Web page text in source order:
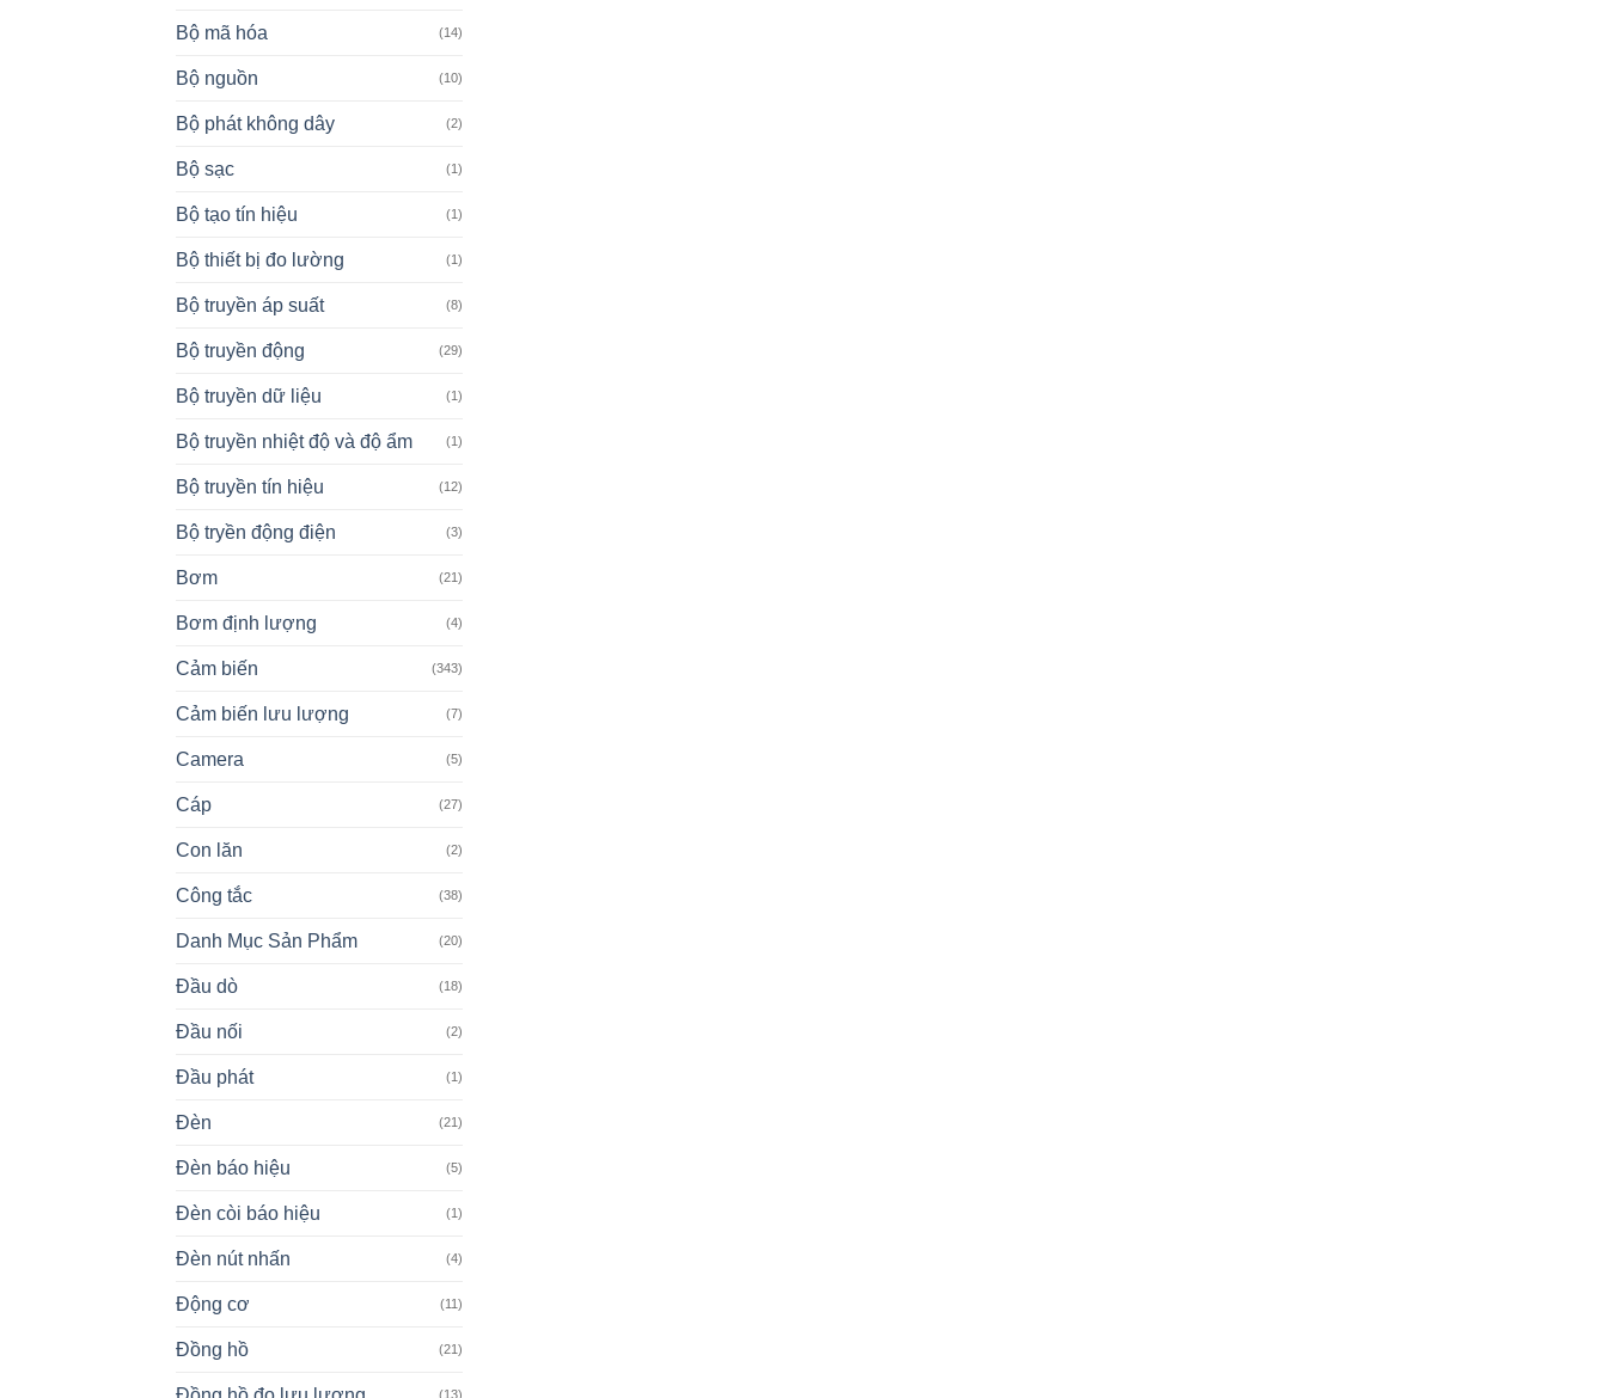
Bộ mã hóa (14)
Bộ nguồn (10)
Bộ phát không dây (2)
Bộ sạc (1)
Bộ tạo tín hiệu (1)
Bộ thiết bị đo lường (1)
Bộ truyền áp suất (8)
Bộ truyền động (29)
Bộ truyền dữ liệu (1)
Bộ truyền nhiệt độ và độ ẩm (1)
Bộ truyền tín hiệu (12)
Bộ tryền động điện (3)
Bơm (21)
Bơm định lượng (4)
Cảm biến (343)
Cảm biến lưu lượng (7)
Camera (5)
Cáp (27)
Con lăn (2)
Công tắc (38)
Danh Mục Sản Phẩm (20)
Đầu dò (18)
Đầu nối (2)
Đầu phát (1)
Đèn (21)
Đèn báo hiệu (5)
Đèn còi báo hiệu (1)
Đèn nút nhấn (4)
Động cơ (11)
Đồng hồ (21)
(13)